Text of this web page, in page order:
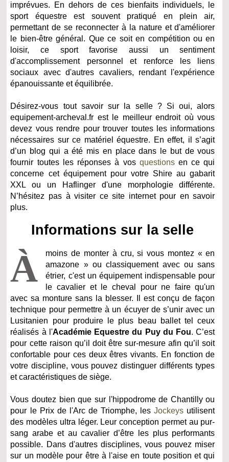
imprévues. En dehors de ces bienfaits individuels, le
sport équestre est souvent pratiqué en plein air,
permettant de se reconnecter à la nature et d'améliorer
le bien-être général. Que ce soit en compétition ou en
loisir, ce sport favorise aussi un sentiment
d'accomplissement personnel et renforce les liens
sociaux avec d'autres cavaliers, rendant l'expérience
épanouissante et équilibrée.
Désirez-vous tout savoir sur la selle ? Si oui, alors
equipement-archeval.fr est le meilleur endroit où vous
devez vous rendre pour trouver toutes les informations
nécessaires sur ce matériel équestre. En effet, il s’agit
d’un blog qui a été mis en place dans le but de vous
fournir toutes les réponses à vos questionsen ce qui
concerne cet équipement pour votre Shire au gabarit
XXL ou un Haflinger d'une morphologie différente.
N’hésitez pas à visiter ce site internet pour en savoir
plus.
Informations sur la selle
À
moins de monter à cru, si vous montez « en
amazone » ou classiquement avec ou sans
étrier, c'est un équipement indispensable pour
le cavalier et le cheval pour ne faire qu'un
avec sa monture sans la blesser. Il est conçu de façon
technique pour permettre à un écuyer de s’unir avec un
Lusitanien pour produire le plus beau ballet tel ceux
réalisés à l'Académie Equestre du Puy du Fou. C’est
pour cette raison qu’il doit être sur-mesure afin qu’il soit
confortable pour ces deux êtres vivants. En fonction de
votre discipline, vous pouvez distinguer différents types
et caractéristiques de siège.
Vous doutez bien que sur l'hippodrome de Chantilly ou
pour le Prix de l'Arc de Triomphe, lesJockeys utilisent
des modèles ultra léger. Leur conception permet au pur-
sang arabe et au cavalier d’être les plus performants
possible. Dans d'autres disciplines, vous pouvez miser
sur un modèle pour être à l'aise en toute position et qui